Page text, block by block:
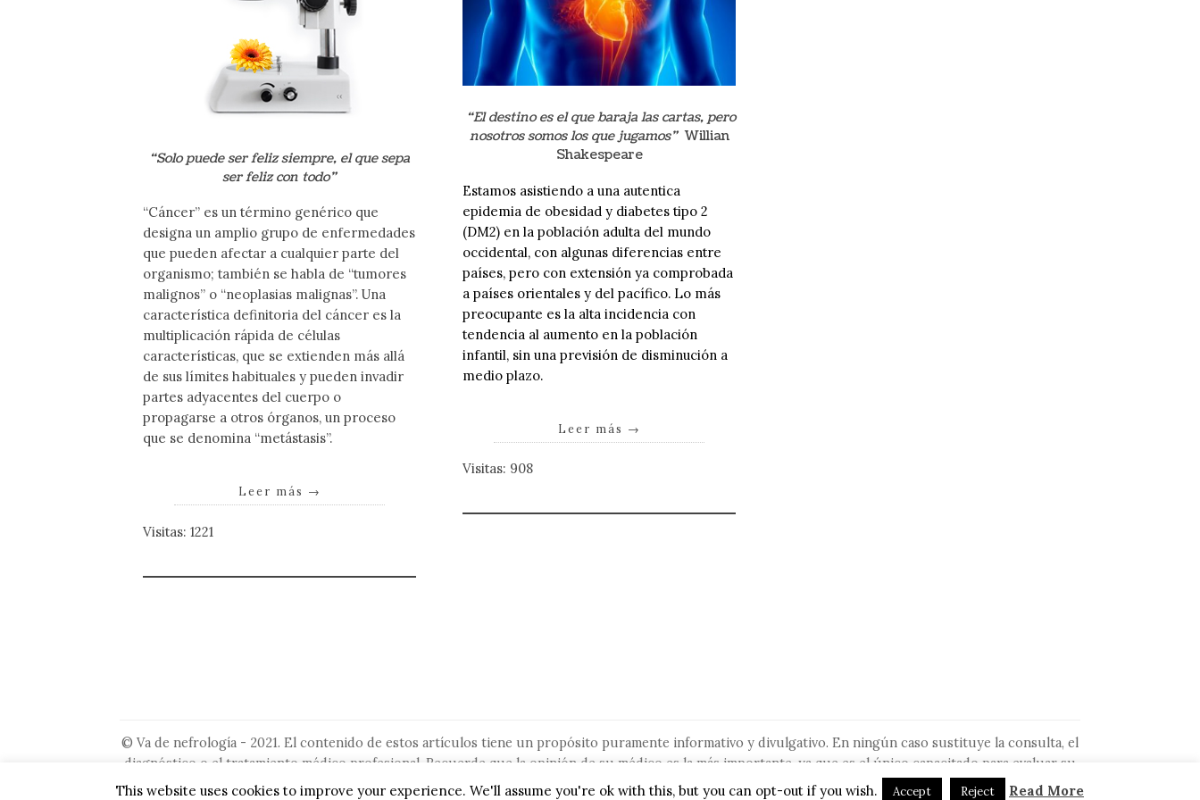
“Solo puede ser feliz siempre, el que sepa
ser feliz con todo”
“Cáncer” es un término genérico que
designa un amplio grupo de enfermedades
que pueden afectar a cualquier parte del
organismo; también se habla de “tumores
malignos” o “neoplasias malignas”. Una
característica definitoria del cáncer es la
multiplicación rápida de células
características, que se extienden más allá
de sus límites habituales y pueden invadir
partes adyacentes del cuerpo o
propagarse a otros órganos, un proceso
que se denomina “metástasis”.
Leer más →
Visitas: 1221
“El destino es el que baraja las cartas, pero
nosotros somos los que jugamos”Willian
Shakespeare
Estamos asistiendo a una autentica
epidemia de obesidad y diabetes tipo 2
(DM2) en la población adulta del mundo
occidental, con algunas diferencias entre
países, pero con extensión ya comprobada
a países orientales y del pacífico. Lo más
preocupante es la alta incidencia con
tendencia al aumento en la población
infantil, sin una previsión de disminución a
medio plazo.
Leer más →
Visitas: 908
© Va de nefrología - 2021. El contenido de estos artículos tiene un propósito puramente informativo y divulgativo. En ningún caso sustituye la consulta, el
diagnóstico o el tratamiento médico profesional. Recuerde que la opinión de su médico es la más importante, ya que es el único capacitado para evaluar su
situación particular. No ignore ni retrase la búsqueda de asesoramiento médico por algo que haya leído en este sitio.
This website uses cookies to improve your experience. We'll assume you're ok with this, but you can opt-out if you wish. Accept Reject Read More